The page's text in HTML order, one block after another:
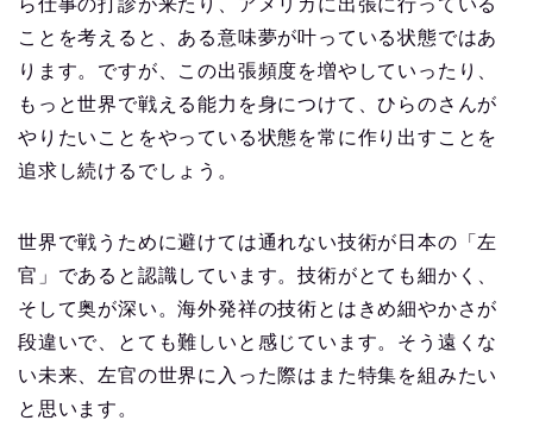
ら仕事の打診が来たり、アメリカに出張に行っている
ことを考えると、ある意味夢が叶っている状態ではあ
ります。ですが、この出張頻度を増やしていったり、
もっと世界で戦える能力を身につけて、ひらのさんが
やりたいことをやっている状態を常に作り出すことを
追求し続けるでしょう。
世界で戦うために避けては通れない技術が日本の「左
官」であると認識しています。技術がとても細かく、
そして奥が深い。海外発祥の技術とはきめ細やかさが
段違いで、とても難しいと感じています。そう遠くな
い未来、左官の世界に入った際はまた特集を組みたい
と思います。